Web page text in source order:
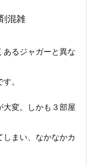
混雑
るジャガーと異な
。
大変。しかも３部屋
まい、なかなかカ